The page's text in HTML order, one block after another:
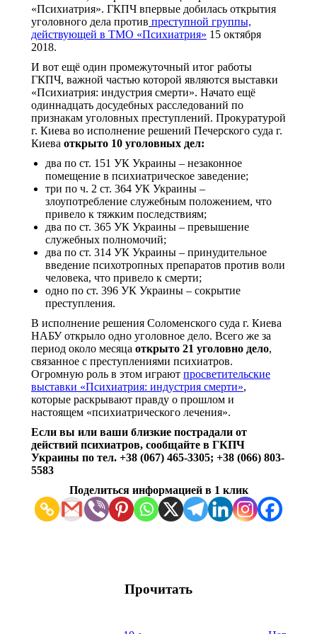
«Психиатрия». ГКПЧ впервые добилась открытия
уголовного дела против преступной группы,
действующей в ТМО «Психиатрия» 15 октября
2018.
И вот ещё один промежуточный итог работы
ГКПЧ, важной частью которой являются выставки
«Психиатрия: индустрия смерти». Начато ещё
одиннадцать досудебных расследований по
признакам уголовных преступлений. Прокуратурой
г. Киева во исполнение решений Печерского суда г.
Киева открыто 10 уголовных дел:
два по ст. 151 УК Украины – незаконное
помещение в психиатрическое заведение;
три по ч. 2 ст. 364 УК Украины –
злоупотребление служебным положением, что
привело к тяжким последствиям;
два по ст. 365 УК Украины – превышение
служебных полномочий;
два по ст. 314 УК Украины – принудительное
введение психотропных препаратов против воли
человека, что привело к смерти;
одно по ст. 396 УК Украины – сокрытие
преступления.
В исполнение решения Соломенского суда г. Киева
НАБУ открыло одно уголовное дело. Всего же за
период около месяца открыто 21 уголовно дело,
связанное с преступлениями психиатров.
Огромную роль в этом играют просветительские
выставки «Психиатрия: индустрия смерти»,
которые раскрывают правду о прошлом и
настоящем «психиатрического лечения».
Если вы или ваши близкие пострадали от
действий психиатров, сообщайте в ГКПЧ
Украины по тел. +38 (067) 465-3305; +38 (066) 803-
5583
Поделиться информацией в 1 клик
Прочитать